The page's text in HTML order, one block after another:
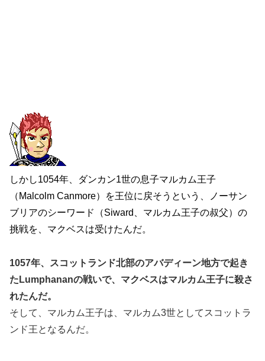
しかし1054年、ダンカン1世の息子マルカム王子
（Malcolm Canmore）を王位に戻そうという、ノーサン
ブリアのシーワード（Siward、マルカム王子の叔父）の
挑戦を、マクベスは受けたんだ。
1057年、スコットランド北部のアバディーン地方で起き
たLumphananの戦いで、マクベスはマルカム王子に殺さ
れたんだ。
そして、マルカム王子は、マルカム3世としてスコットラ
ンド王となるんだ。